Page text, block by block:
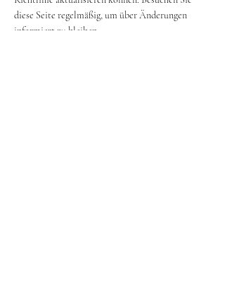
diese Seite regelmäßig, um über Änderungen
informiert zu bleiben.